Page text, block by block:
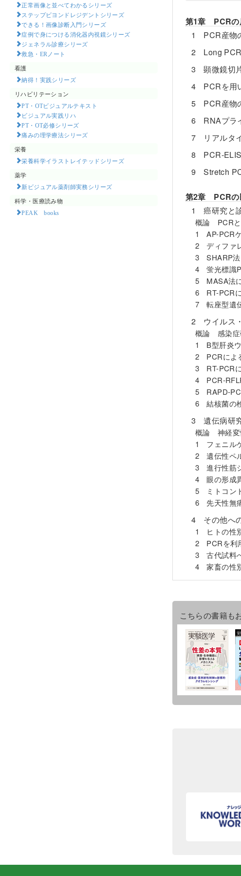
正常画像と並べてわかるシリーズ
ステップビヨンドレジデントシリーズ
できる！画像診断入門シリーズ
症例で身につける消化器内視鏡シリーズ
ジェネラル診療シリーズ
救急・ERノート
看護
納得！実践シリーズ
リハビリテーション
PT・OTビジュアルテキスト
ビジュアル実践リハ
PT・OT必修シリーズ
痛みの理学療法シリーズ
栄養
栄養科学イラストレイテッドシリーズ
薬学
新ビジュアル薬剤師実務シリーズ
科学・医療読み物
PEAK books​
第1章 PCRの
1 PCR産物
2 Long PCR
3 顕微鏡切
4 PCRを用
5 PCR産物
6 RNAプラ
7 リアルタ
8 PCR-
9 Stretch
第2章 PCRの
1 癌研究と
概論 PCRと
1 AP-PCR
2 ディファ
3 SHARP法
4 蛍光標識
5 MASA法に
6 RT-PCRに
7 転座型遺
2 ウイルス
概論 感染症
1 B型肝炎
2 PCRによ
3 RT-PCRに
4 PCR-
5 RAPD-
6 結核菌の
3 遺伝病研
概論 神経変
1 フェニル
2 遺伝性ペ
3 進行性筋
4 眼の形成
5 ミトコン
6 先天性無
4 その他へ
1 ヒトの性
2 PCRを利
3 古代試料
4 家畜の性
こちらの書籍も